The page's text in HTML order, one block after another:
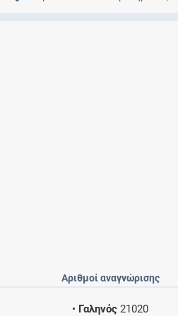
Αριθμοί αναγνώρισης
• Γαληνός 21020